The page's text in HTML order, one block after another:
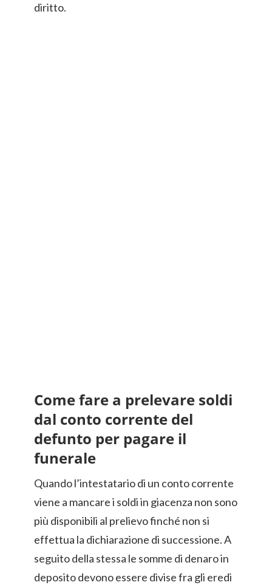
diritto.
Come fare a prelevare soldi
dal conto corrente del
defunto per pagare il
funerale
Quando l’intestatario di un conto corrente
viene a mancare i soldi in giacenza non sono
più disponibili al prelievo finché non si
effettua la dichiarazione di successione. A
seguito della stessa le somme di denaro in
deposito devono essere divise fra gli eredi